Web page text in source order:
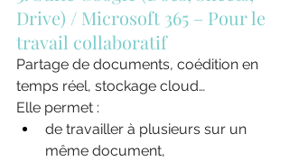
Drive) / Microsoft 365 – Pour le
travail collaboratif
Partage de documents, coédition en
temps réel, stockage cloud…
Elle permet :
de travailler à plusieurs sur un
même document,